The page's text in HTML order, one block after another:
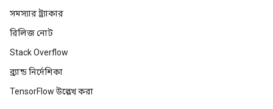
সমস্যার ট্র্যাকার
রিলিজ নোট
Stack Overflow
ব্র্যান্ড নির্দেশিকা
TensorFlow উল্লেখ করা